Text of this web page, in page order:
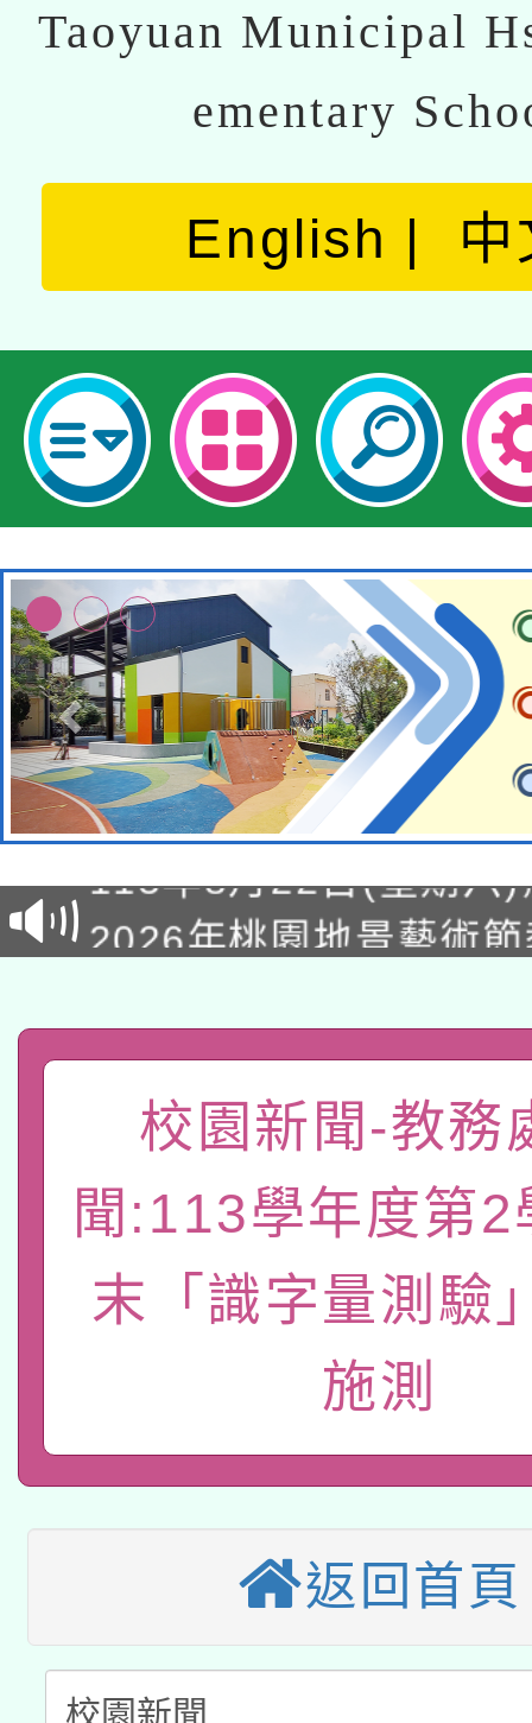
Taoyuan Municipal
ementary
English 中
轉知經濟部水利署委託
用水績優單位及節水達
115年8月22日(星期六
桃園市孔廟祈福系列
2026年桃園地景藝術
關事宜
轉知教育部國民及學前
國立臺灣師範大學辦
業成長研習」實施計畫
函轉國家教育研究院
原住民族教育政策研討
族教育國際趨勢與發展
轉知教育部國民及學前
新北市政府教育局辦理
師專業成長研習實施計
方素養工作坊新北場」
函轉國立臺灣師範大學
族語言臺北學習中心
「族語學習班」招生簡
轉知有關國立成功大學
件」活動簡章
教育部國民及學前教育
年度COVID-19疫苗接
接種對象擴大為「滿6
接種之民眾」措施，延
月28日止
轉知經濟部水利署委託
業技術研究院辦理「
用水績優單位及節水達
115年8月22日(星期六
桃園市孔廟祈福系列
開 智慧啟航」
「2026桃園藝術巡演
關事宜
國立臺灣師範大學辦理
函轉國家教育研究院中
校園新聞-教務
聞:113學年度第2
末「識字量測驗
施測
返回首頁